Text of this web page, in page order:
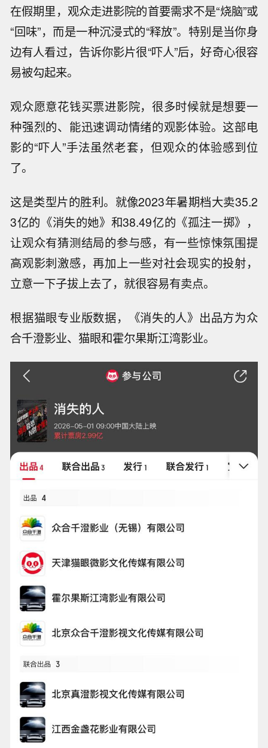
在假期里，观众走进影院的首要需求不是“烧脑”或
“回味”，而是一种沉浸式的“释放”。特别是当你身
边有人看过，告诉你影片很“吓人”后，好奇心很容
易被勾起来。
观众愿意花钱买票进影院，很多时候就是想要一
种强烈的、能迅速调动情绪的观影体验。这部电
影的“吓人”手法虽然老套，但观众的体验感到位
了。
这是类型片的胜利。就像2023年暑期档大卖35.2
3亿的《消失的她》和38.49亿的《孤注一掷》，
让观众有猜测结局的参与感，有一些惊悚氛围提
高观影刺激感，再加上一些对社会现实的投射，
立意一下子拔上去了，就很容易有卖点。
根据猫眼专业版数据，《消失的人》出品方为众
合千澄影业、猫眼和霍尔果斯江湾影业。